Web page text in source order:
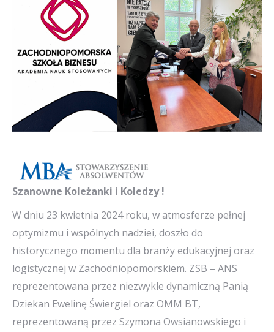
Szanowne Koleżanki i Koledzy !
W dniu 23 kwietnia 2024 roku, w atmosferze pełnej
optymizmu i wspólnych nadziei, doszło do
historycznego momentu dla branży edukacyjnej oraz
logistycznej w Zachodniopomorskiem. ZSB – ANS
reprezentowana przez niezwykle dynamiczną Panią
Dziekan Ewelinę Świergiel oraz OMM BT,
reprezentowaną przez Szymona Owsianowskiego i